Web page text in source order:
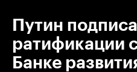
Путин
ратификации
Банке